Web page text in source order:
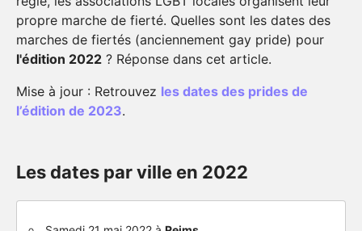
propre marche de fierté. Quelles sont les dates des
marches de fiertés (anciennement gay pride) pour
l'édition 2022 ? Réponse dans cet article.
Mise à jour : Retrouvez les dates des prides de
l’édition de 2023.
Les dates par ville en 2022